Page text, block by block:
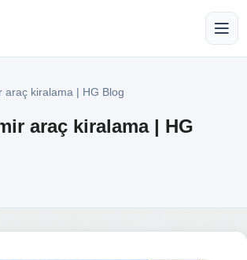
araç kiralama | HG Blog
araç kiralama | HG